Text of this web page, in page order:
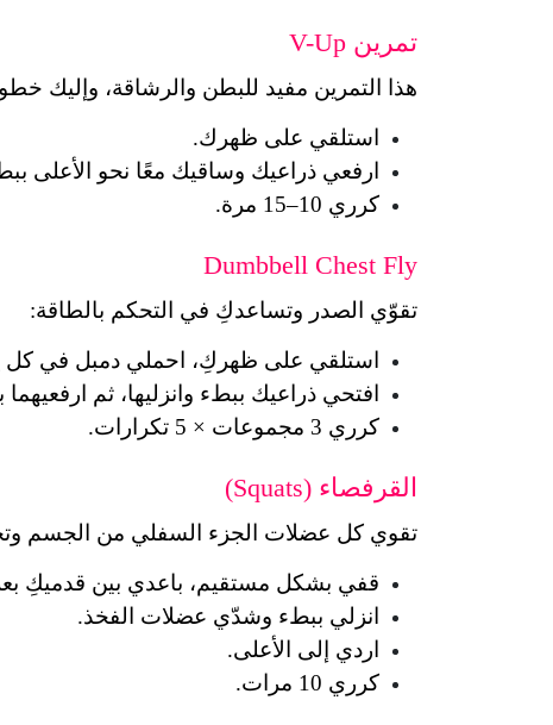
تمرين V-Up
هذا التمرين مفيد للبطن والرشاقة، وإليك
استلقي على ظهرك.
ارفعي ذراعيك وساقيك معًا نحو الأعلى
كرري 10–15 مرة.
Dumbbell Chest Fly
تقوّي الصدر وتساعدكِ في التحكم بالطاقة:
استلقي على ظهركِ، احملي دمبل في كل
افتحي ذراعيك ببطء وانزليها، ثم ارفعيهما
كرري 3 مجموعات × 5 تكرارات.
القرفصاء (Squats)
تقوي كل عضلات الجزء السفلي من الجسم
قفي بشكل مستقيم، باعدي بين قدميكِ
انزلي ببطء وشدّي عضلات الفخذ.
اردي إلى الأعلى.
كرري 10 مرات.